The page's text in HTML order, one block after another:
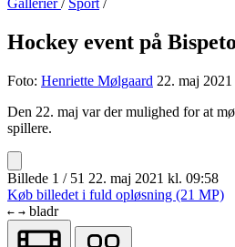
Gallerier/ Sport /
Hockey event på
Foto: Henriette Mølgaard 22. maj 2021
Den 22. maj var der mulighed for at
spillere.
Billede 1 / 51 22. maj 2021 kl. 09:58
Køb billedet i fuld opløsning (21 MP)
← → bladr